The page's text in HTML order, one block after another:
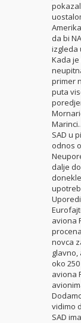
da bi
izgleda
Kada
primer
puta
SAD u
odnos
dalje
aviona
novca
glavno,
oko
aviona
vidimo
SAD